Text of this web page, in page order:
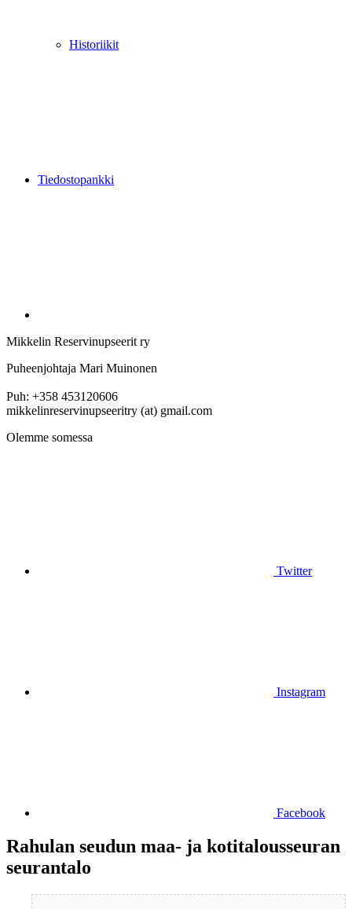
Historiikit
Tiedostopankki
Mikkelin Reservinupseerit ry
Puheenjohtaja Mari Muinonen
Puh: +358 453120606
mikkelinreservinupseeritry (at) gmail.com
Olemme somessa
Twitter
Instagram
Facebook
Rahulan seudun maa- ja kotitalousseuran
seurantalo